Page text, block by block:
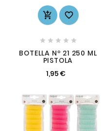
 
    
BOTELLA Nº 21 250 ML
PISTOLA
1,95 €